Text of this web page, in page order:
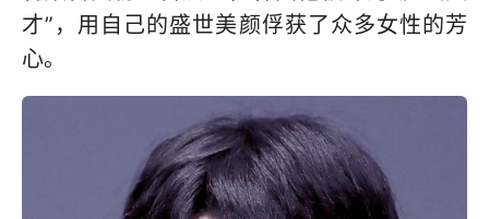
才”，用自己的盛世美颜俘获了众多女性的芳
心。